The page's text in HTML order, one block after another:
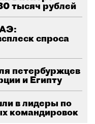
тысяч рублей
спроса
петербуржцев
и Египту
в лидеры по
командировок